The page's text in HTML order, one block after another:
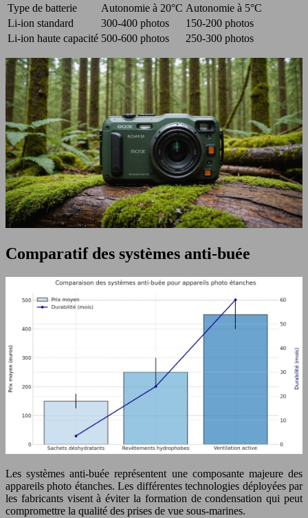
Type de batterie Autonomie à 20°C Autonomie à 5°C
Li-ion standard
300-400 photos
150-200 photos
Li-ion haute capacité 500-600 photos 250-300 photos
Comparatif des systèmes anti-buée
Les systèmes anti-buée représentent une composante majeure des
appareils photo étanches. Les différentes technologies déployées par
les fabricants visent à éviter la formation de condensation qui peut
compromettre la qualité des prises de vue sous-marines.